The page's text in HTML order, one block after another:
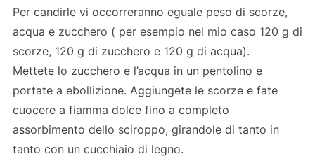
Per candirle vi occorreranno eguale peso di scorze,
acqua e zucchero ( per esempio nel mio caso 120 g di
scorze, 120 g di zucchero e 120 g di acqua).
Mettete lo zucchero e l’acqua in un pentolino e
portate a ebollizione. Aggiungete le scorze e fate
cuocere a fiamma dolce fino a completo
assorbimento dello sciroppo, girandole di tanto in
tanto con un cucchiaio di legno.